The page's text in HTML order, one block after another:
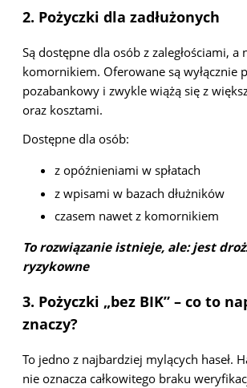
2. Pożyczki dla zadłużonych
Są dostępne dla osób z zaległościami, a
komornikiem. Oferowane są wyłącznie
pozabankowy i zwykle wiążą się z
oraz kosztami.
Dostępne dla osób:
z opóźnieniami w spłatach
z wpisami w bazach dłużników
czasem nawet z komornikiem
To rozwiązanie istnieje, ale: jest
ryzykowne
3. Pożyczki „bez BIK” – co to
znaczy?
To jedno z najbardziej mylących haseł.
nie oznacza całkowitego braku